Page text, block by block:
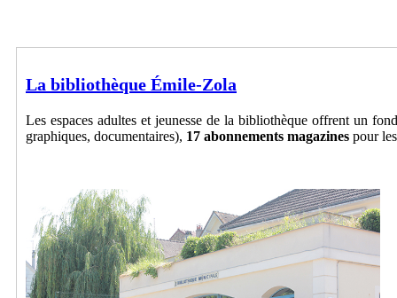
La bibliothèque Émile-Zola
Les espaces adultes et jeunesse de la bibliothèque offrent un
graphiques, documentaires), 17 abonnements magazines pour